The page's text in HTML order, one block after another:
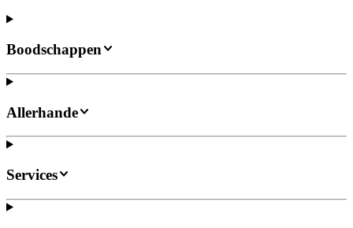
Boodschappen
Allerhande
Services